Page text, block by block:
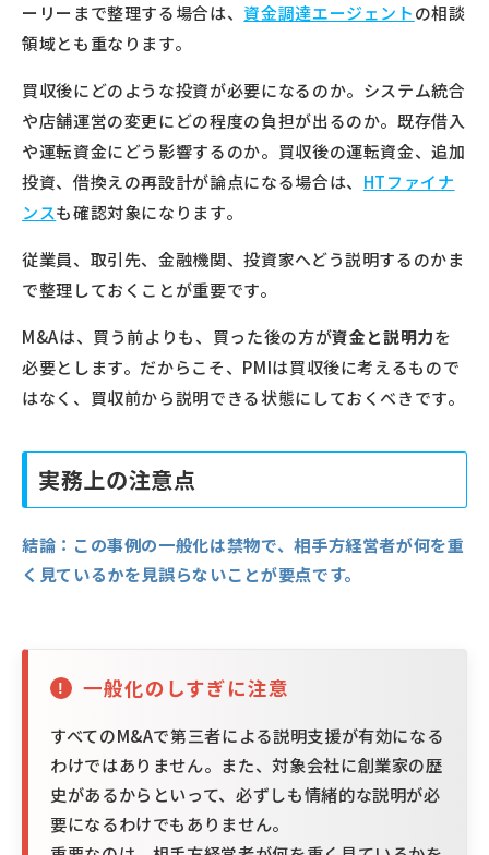
ーリーまで整理する場合は、資金調達エージェントの相談
領域とも重なります。
買収後にどのような投資が必要になるのか。システム統合
や店舗運営の変更にどの程度の負担が出るのか。既存借入
や運転資金にどう影響するのか。買収後の運転資金、追加
投資、借換えの再設計が論点になる場合は、 HTファイナ
ンスも確認対象になります。
従業員、取引先、金融機関、投資家へどう説明するのかま
で整理しておくことが重要です。
M&Aは、買う前よりも、買った後の方が資金と説明力を
必要とします。だからこそ、PMIは買収後に考えるもので
はなく、買収前から説明できる状態にしておくべきです。
実務上の注意点
結論： この事例の一般化は禁物で、相手方経営者が何を重
く見ているかを見誤らないことが要点です。
一般化のしすぎに注意
すべてのM&Aで第三者による説明支援が有効になる
わけではありません。また、対象会社に創業家の歴
史があるからといって、必ずしも情緒的な説明が必
要になるわけでもありません。